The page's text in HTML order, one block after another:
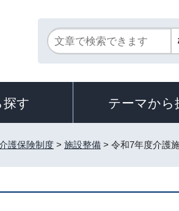
探す テーマから
護保険制度 > 施設整備 > 令和7年度介護